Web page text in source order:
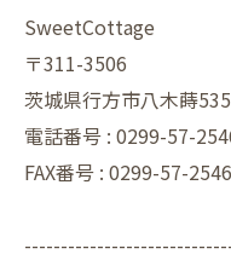
SweetCottage
〒311-3506
茨城県行方市八木蒔
電話番号 : 0299-57-
FAX番号 : 0299-57-2546